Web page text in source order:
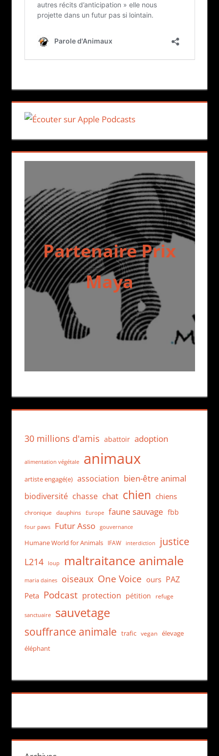
Partenaire Prix
Maya
30 millions d'amis abattoir adoption
alimentation végétale animaux
artiste engagé(e) association bien-être animal
biodiversité chasse chat chien chiens
chronique dauphins Europe faune sauvage fbb
four paws Futur Asso gouvernance
Humane World for Animals IFAW interdiction justice
L214 loup maltraitance animale
maria daines oiseaux One Voice ours PAZ
Peta Podcast protection pétition refuge
sanctuaire sauvetage
souffrance animale trafic vegan
élevage
éléphant